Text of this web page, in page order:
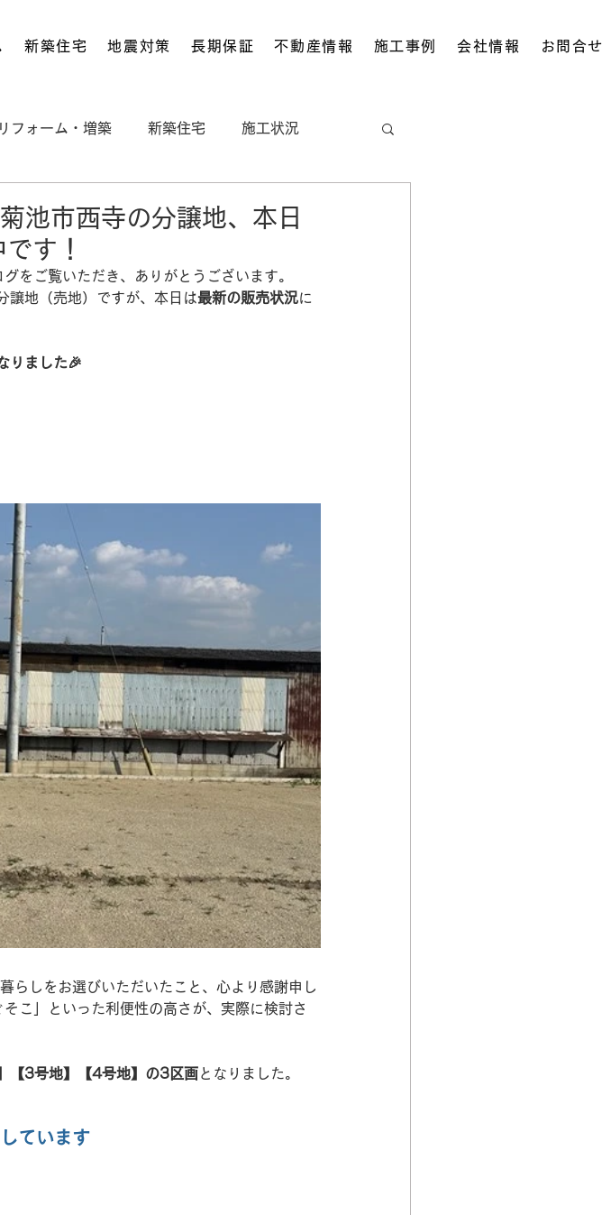
新築住宅 地震対策 長期保証 不動産情報 施工事例 会社情報 お問合せ
リフォーム・増築 新築住宅 施工状況
池市西寺の分譲地、本日
す！
をご覧いただき、ありがとうございます。
譲地（売地）ですが、本日は最新の販売状況に
りました🎉
らしをお選びいただいたこと、心より感謝申し
こ」といった利便性の高さが、実際に検討さ
【3号地】【4号地】の3区画となりました。
ています